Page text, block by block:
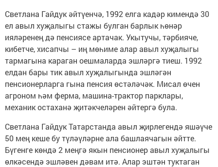
Светлана Гайдук әйтүенчә, 1992 елга кадәр кимендә 30
ел авыл хуҗалыгы стажы булган барлык һөнәр
ияләренең дә пенсиясе артачак. Укытучы, тәрбияче,
кибетче, хисапчы – иң мөһиме алар авыл хуҗалыгы
тармагына караган оешмаларда эшләргә тиеш. 1992
елдан бары тик авыл хуҗалыгында эшләгән
пенсионерларга гына пенсия өстәләчәк. Мисал өчен
агроном һәм ферма, машина-трактор парклары,
механик остаханә җитәкчеләрен әйтергә була.
Светлана Гайдук Татарстанда авыл җирлегендә яшәүче
50 мең кеше бу түләүләрне ала башлаячагын әйтте.
Бүгенге көндә 2 меңгә якын пенсионер авыл хуҗалыгы
өлкәсендә эшләвен дәвам итә. Алар эштән туктаган